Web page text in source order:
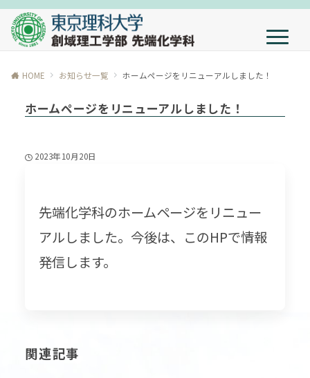
HOME お知らせ一覧 ホームページをリニューアルしました！
ホームページをリニューアルしました！
2023年10月20日
先端化学科のホームページをリニュー
アルしました。今後は、このHPで情報
発信します。
関連記事